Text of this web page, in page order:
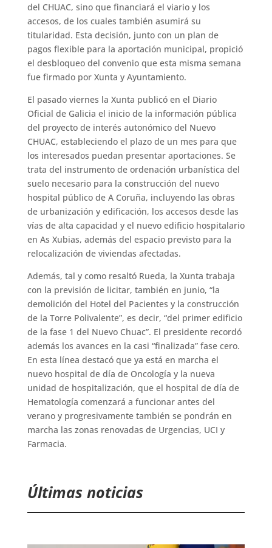
del CHUAC, sino que financiará el viario y los
accesos, de los cuales también asumirá su
titularidad. Esta decisión, junto con un plan de
pagos flexible para la aportación municipal, propició
el desbloqueo del convenio que esta misma semana
fue firmado por Xunta y Ayuntamiento.
El pasado viernes la Xunta publicó en el Diario
Oficial de Galicia el inicio de la información pública
del proyecto de interés autonómico del Nuevo
CHUAC, estableciendo el plazo de un mes para que
los interesados puedan presentar aportaciones. Se
trata del instrumento de ordenación urbanística del
suelo necesario para la construcción del nuevo
hospital público de A Coruña, incluyendo las obras
de urbanización y edificación, los accesos desde las
vías de alta capacidad y el nuevo edificio hospitalario
en As Xubias, además del espacio previsto para la
relocalización de viviendas afectadas.
Además, tal y como resaltó Rueda, la Xunta trabaja
con la previsión de licitar, también en junio, “la
demolición del Hotel del Pacientes y la construcción
de la Torre Polivalente”, es decir, “del primer edificio
de la fase 1 del Nuevo Chuac”. El presidente recordó
además los avances en la casi “finalizada” fase cero.
En esta línea destacó que ya está en marcha el
nuevo hospital de día de Oncología y la nueva
unidad de hospitalización, que el hospital de día de
Hematología comenzará a funcionar antes del
verano y progresivamente también se pondrán en
marcha las zonas renovadas de Urgencias, UCI y
Farmacia.
Últimas noticias